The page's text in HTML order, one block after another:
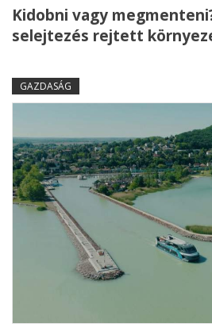
Kidobni vagy
selejtezés rejtett
GAZDASÁG